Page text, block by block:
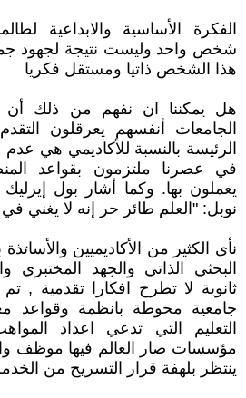
الفكرة الأساسية والابداعية
شخص واحد وليست نتيجة لجهود
هذا الشخص ذاتيا ومستقل فكريا
هل يمكننا ان نفهم من ذلك أن
الجامعات أنفسهم يعرقلون
الرئيسة بالنسبة للأكاديمي هي عدم
في عصرنا ملتزمون بقواعد
يعملون بها. وكما أشار بول
نوبل: "العلم طائر حر إنه لا يغني
نأى الكثير من الأكاديميين
البحثي الذاتي والجهد المختبري
ثانوية لا تطرح افكارا تقدمية
جامعية محوطة بانظمة وقواعد
التعليم التي تدعي اعداد
مؤسسات صار العالم فيها موظف
ينتظر بلهفة قرار التسريح من